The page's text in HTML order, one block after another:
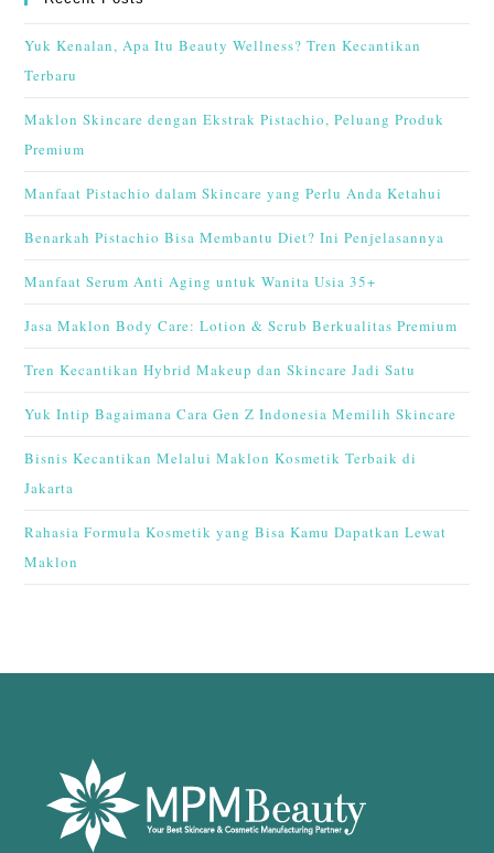
Yuk Kenalan, Apa Itu Beauty Wellness? Tren Kecantikan
Terbaru
Maklon Skincare dengan Ekstrak Pistachio, Peluang Produk
Premium
Manfaat Pistachio dalam Skincare yang Perlu Anda Ketahui
Benarkah Pistachio Bisa Membantu Diet? Ini Penjelasannya
Manfaat Serum Anti Aging untuk Wanita Usia 35+
Jasa Maklon Body Care: Lotion & Scrub Berkualitas Premium
Tren Kecantikan Hybrid Makeup dan Skincare Jadi Satu
Yuk Intip Bagaimana Cara Gen Z Indonesia Memilih Skincare
Bisnis Kecantikan Melalui Maklon Kosmetik Terbaik di
Jakarta
Rahasia Formula Kosmetik yang Bisa Kamu Dapatkan Lewat
Maklon